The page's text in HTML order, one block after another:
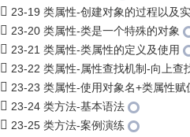
23-19 类属性-创建对象的过程以及
23-20 类属性-类是一个特殊的对象
23-21 类属性-类属性的定义及使用
23-22 类属性-属性查找机制-向上查
23-23 类属性-使用对象名+类属性赋
23-24 类方法-基本语法
23-25 类方法-案例演练